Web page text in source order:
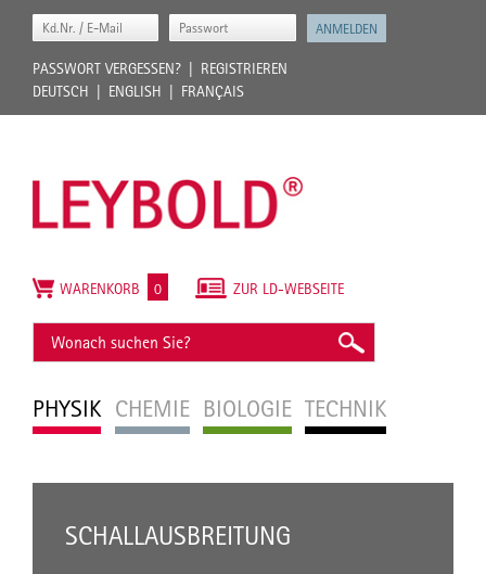
PASSWORT VERGESSEN?
REGISTRIEREN
DEUTSCH
ENGLISH FRANÇAIS
PHYSIK CHEMIE BIOLOGIE TECHNIK
ZUR LD-WEBSEITE
WARENKORB 0
SCHALLAUSBREITUNG